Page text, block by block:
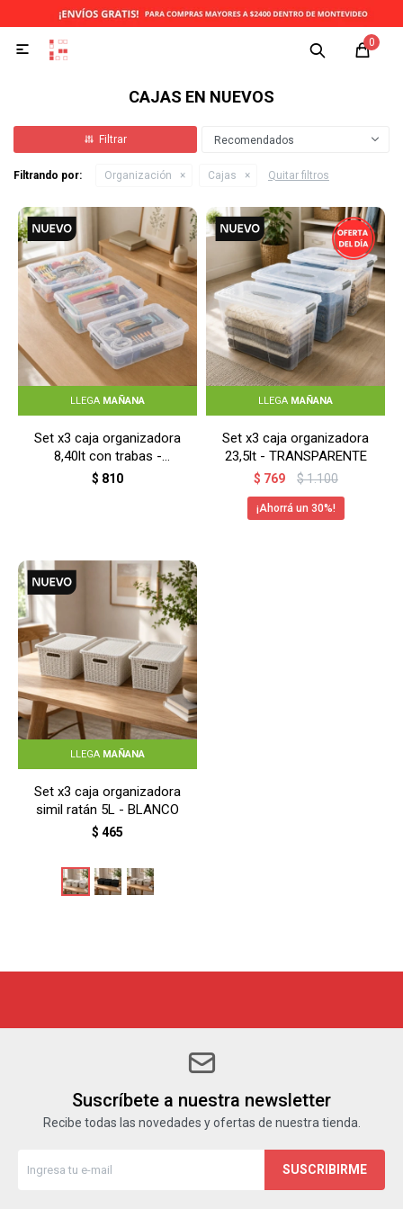
0

CAJAS EN NUEVOS
Recomendados
Filtrando por: Organización Cajas Quitar filtros
LLEGA MAÑANA
Set x3 caja organizadora
8,40lt con trabas -
TRANSPARENTE
$ 810
LLEGA MAÑANA
Set x3 caja organizadora
23,5lt - TRANSPARENTE
$ 769 $1.100
30
LLEGA MAÑANA
Set x3 caja organizadora
simil ratán 5L - BLANCO
$ 465
Suscríbete a nuestra newsletter
Recibe todas las novedades y ofertas de nuestra tienda.
SUSCRIBIRME